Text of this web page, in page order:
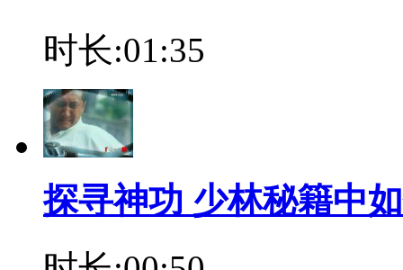
时长:01:35
探寻神功 少林秘籍中